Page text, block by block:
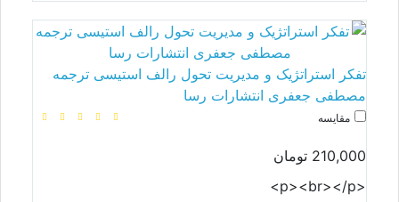
تفکر استراتژیک و مدیریت تحول رالف استیسی ترجمه
مصطفی جعفری انتشارات رسا
مقایسه
210,000 تومان